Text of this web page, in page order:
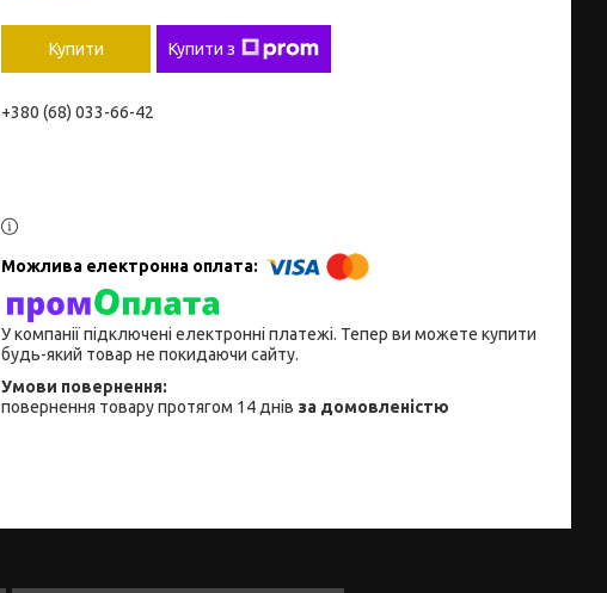
Купити Купити з
+380 (68) 033-66-42
У компанії підключені електронні платежі. Тепер ви можете купити
будь-який товар не покидаючи сайту.
повернення товару протягом 14 днів за домовленістю